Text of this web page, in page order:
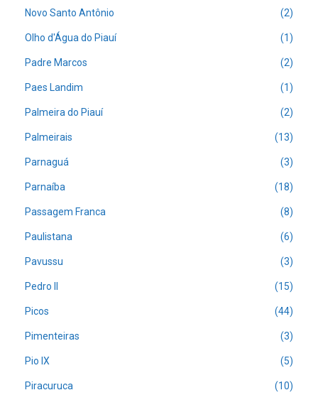
Novo Santo Antônio (2)
Olho d'Água do Piauí (1)
Padre Marcos (2)
Paes Landim (1)
Palmeira do Piauí (2)
Palmeirais (13)
Parnaguá (3)
Parnaíba (18)
Passagem Franca (8)
Paulistana (6)
Pavussu (3)
Pedro II (15)
Picos (44)
Pimenteiras (3)
Pio IX (5)
Piracuruca (10)